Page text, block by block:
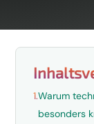
1.Warum
besonders